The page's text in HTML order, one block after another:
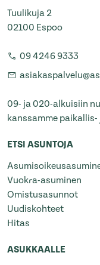
Tuulikuja 2
02100 Espoo
09 4246 9333
09- ja 020-alkuisiin
kanssamme
ETSI ASUNTOJA
Vuokra-asuminen
Omistusasunnot
Uudiskohteet
Hitas
ASUKKAALLE